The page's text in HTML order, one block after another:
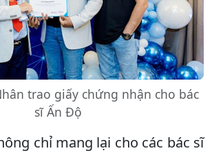
trao giấy chứng nhận cho bác
sĩ Ấn Độ
chỉ mang lại cho các bác sĩ